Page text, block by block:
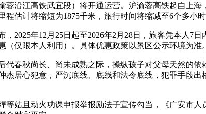
沿江高铁武宜段）将开通运营。沪渝蓉高铁起自上海
估计将缩短为1875千米，旅行时间将缩减至6个多小时
年12月25日起至2026年2月28日，旅客凭本人7
仅限本人利用）。具体优惠政策以景区公示环境为准
秋尚长、尚未成熟之际，操纵孩子对父母天然的依
居心犯意，严沉底线、底线和法令底线，犯罪手段
且动火功课申报举报励法子宣传勾当，《广安市人